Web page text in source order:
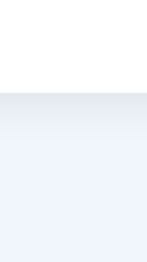
านศึกษา เข้ารับ
พงษ์ รัตนสุวรรณ
ดุสิดาลัย สวนจิตรล
างการศึกษา ผู้